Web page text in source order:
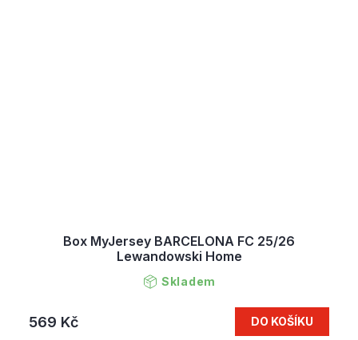
Box MyJersey BARCELONA FC 25/26
Lewandowski Home
Skladem
569 Kč DO KOŠÍKU